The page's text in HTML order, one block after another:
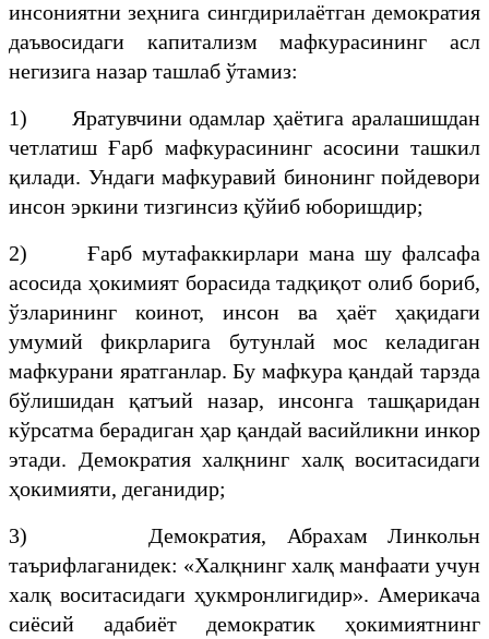
инсониятни зеҳнига сингдирилаётган демократия
даъвосидаги капитализм мафкурасининг асл
негизига назар ташлаб ўтамиз:
1) Яратувчини одамлар ҳаётига аралашишдан
четлатиш Ғарб мафкурасининг асосини ташкил
қилади. Ундаги мафкуравий бинонинг пойдевори
инсон эркини тизгинсиз қўйиб юборишдир;
2) Ғарб мутафаккирлари мана шу фалсафа
асосида ҳокимият борасида тадқиқот олиб бориб,
ўзларининг коинот, инсон ва ҳаёт ҳақидаги
умумий фикрларига бутунлай мос келадиган
мафкурани яратганлар. Бу мафкура қандай тарзда
бўлишидан қатъий назар, инсонга ташқаридан
кўрсатма берадиган ҳар қандай васийликни инкор
этади. Демократия халқнинг халқ воситасидаги
ҳокимияти, деганидир;
3) Демократия, Абрахам Линкольн
таърифлаганидек: «Халқнинг халқ манфаати учун
халқ воситасидаги ҳукмронлигидир». Америкача
сиёсий адабиёт демократик ҳокимиятнинг